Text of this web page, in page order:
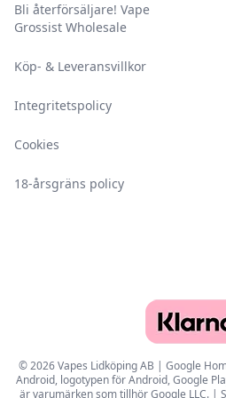
torr och mörk plats.
Bli återförsäljare! Vape
Grossist Wholesale
Köp- & Leveransvillkor
Integritetspolicy
Cookies
18-årsgräns policy
© 2026 Vapes Lidköping AB | Google
Android, logotypen för Android, Google
är varumärken som tillhör Google LLC. |